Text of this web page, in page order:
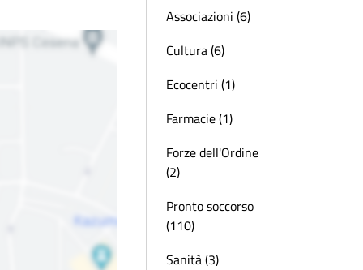
Associazioni (6)
Cultura (6)
Ecocentri (1)
Farmacie (1)
Forze dell'Ordine
(2)
Pronto soccorso
(110)
Sanità (3)